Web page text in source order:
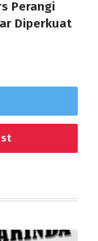
Perangi
Diperkuat